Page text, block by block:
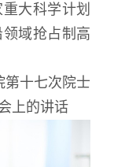
大科学计划
域抢占制高
十七次院士
上的讲话